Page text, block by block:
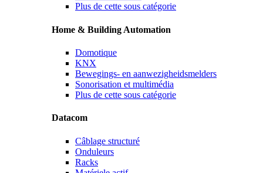
Plus de cette sous catégorie
Home & Building Automation
Domotique
KNX
Bewegings- en aanwezigheidsmelders
Sonorisation et multimédia
Plus de cette sous catégorie
Datacom
Câblage structuré
Onduleurs
Racks